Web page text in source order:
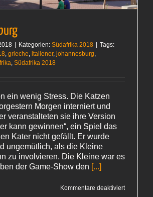
Kategorien: Südafrika 2018
Tags:
, grieche, italiener, johannesburg,
, Südafrika 2018
ein wenig Stress. Die Katzen
Morgen interniert und
veranstalteten sie ihre Version
kann gewinnen“, ein Spiel das
Kater nicht gefällt. Er wurde
ungemütlich, als die Kleine
zu involvieren. Die Kleine war es
der Game-Show den [...]
Kommentare deaktiviertfür